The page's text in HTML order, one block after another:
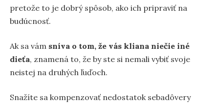
pretože to je dobrý spôsob, ako ich pripraviť na
budúcnosť.
Ak sa vám sníva o tom, že vás kliana niečie iné
dieťa, znamená to, že by ste si nemali vybiť svoje
neistej na druhých ľuďoch.
Snažíte sa kompenzovať nedostatok sebadôvery